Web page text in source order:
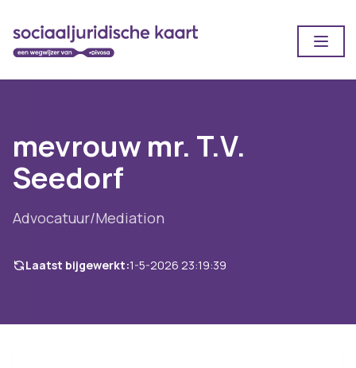
mevrouw mr. T.V.
Seedorf
Advocatuur/Mediation
Laatst bijgewerkt:1-5-2026 23:19:39